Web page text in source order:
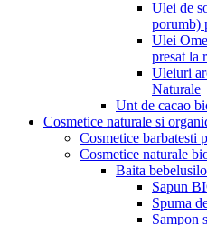
Ulei de
porumb)
Ulei
presat la
Uleiuri
Naturale
Unt de cacao
Cosmetice naturale si
Cosmetice barbatesti
Cosmetice naturale
Baita
Sapun
Spuma
Sampon